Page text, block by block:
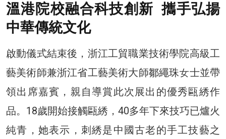
溫港院校融合科技創新 攜手弘揚
中華傳統文化
啟動儀式結束後，浙江工貿職業技術學院高級工
藝美術師兼浙江省工藝美術大師鄒繩珠女士並帶
領出席嘉賓，親自導賞此次展出的優秀甌綉作
品。18歲開始接觸甌綉，40多年下來技巧已爐火
純青，她表示，刺綉是中國古老的手工技藝之